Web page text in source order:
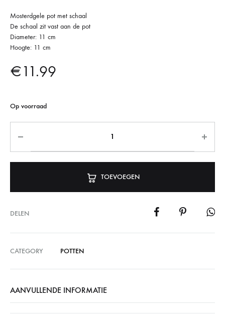
Mosterdgele pot met schaal
De schaal zit vast aan de pot
Diameter: 11 cm
Hoogte: 11 cm
€11.99
Op voorraad
TOEVOEGEN
DELEN
CATEGORY POTTEN
AANVULLENDE INFORMATIE